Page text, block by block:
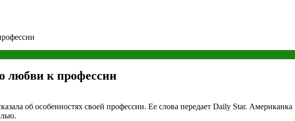
любви к профессии
об особенностях своей профессии. Ее слова передает Daily Star. Американка